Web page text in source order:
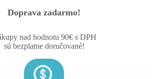
Doprava zadarmo!
nad hodnotu 90€ s DPH
sú bezplatne doručované!